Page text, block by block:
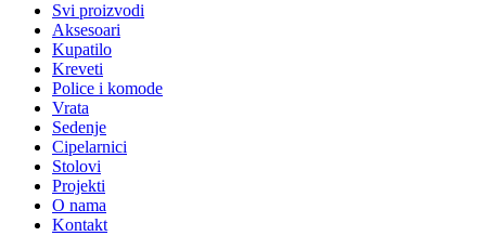
Svi proizvodi
Aksesoari
Kupatilo
Kreveti
Police i komode
Vrata
Sedenje
Cipelarnici
Stolovi
Projekti
O nama
Kontakt